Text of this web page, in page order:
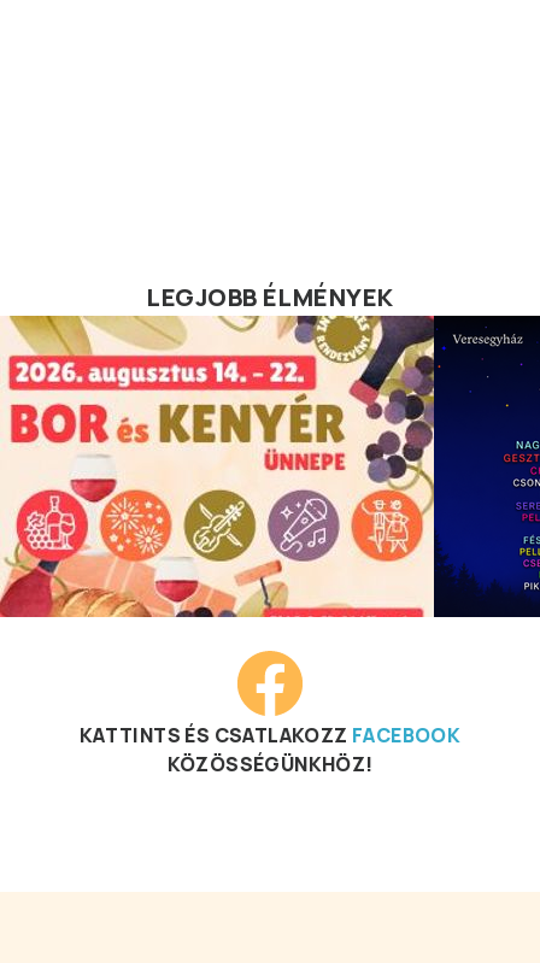
LEGJOBB ÉLMÉNYEK
KATTINTS ÉS CSATLAKOZZ FACEBOOK
KÖZÖSSÉGÜNKHÖZ!